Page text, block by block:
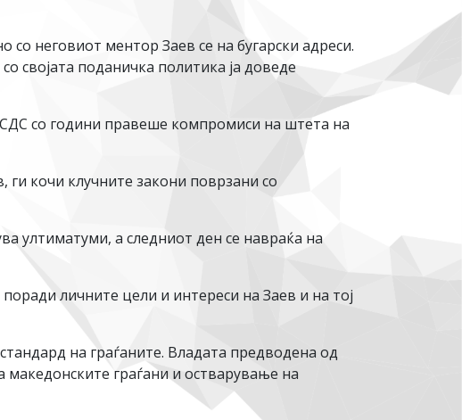
неговиот ментор Заев се на бугарски адреси.
својата поданичка политика ја доведе
СДС со години правеше компромиси на штета на
ги кочи клучните закони поврзани со
ултиматуми, а следниот ден се навраќа на
личните цели и интереси на Заев и на тој
на граѓаните. Владата предводена од
граѓани и остварување на